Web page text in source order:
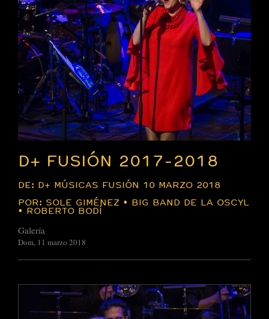
D+ FUSIÓN 2017-2018
DE: D+ MÚSICAS FUSIÓN 10 MARZO 2018
POR: SOLE GIMÉNEZ • BIG BAND DE LA OSCYL
• ROBERTO BODÍ
Galería
Dom, 11 marzo 2018